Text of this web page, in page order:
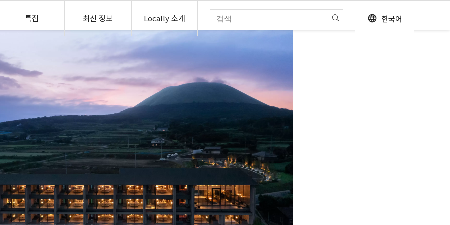
특집 최신 정보 Locally 소개 language 한국어